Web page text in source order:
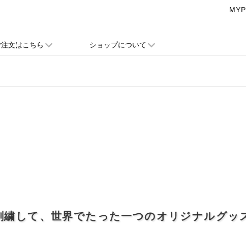
注文はこちら ショップについて
繍して、世界でたった一つのオリジナルグッ